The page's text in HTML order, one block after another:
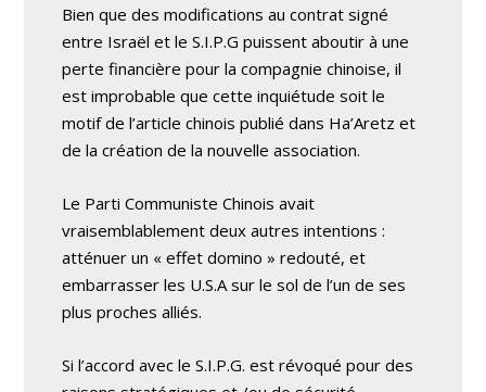
Bien que des modifications au contrat signé
entre Israël et le S.I.P.G puissent aboutir à une
perte financière pour la compagnie chinoise, il
est improbable que cette inquiétude soit le
motif de l’article chinois publié dans Ha’Aretz et
de la création de la nouvelle association.
Le Parti Communiste Chinois avait
vraisemblablement deux autres intentions :
atténuer un « effet domino » redouté, et
embarrasser les U.S.A sur le sol de l’un de ses
plus proches alliés.
Si l’accord avec le S.I.P.G. est révoqué pour des